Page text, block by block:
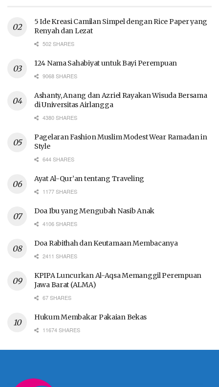
5 Ide Kreasi Camilan Simpel dengan Rice Paper yang
Renyah dan Lezat
502 SHARES
124 Nama Sahabiyat untuk Bayi Perempuan
9068 SHARES
Ashanty, Anang dan Azriel Rayakan Wisuda Bersama
di Universitas Airlangga
4380 SHARES
Pagelaran Fashion Muslim Modest Wear Ramadan in
Style
644 SHARES
Ayat Al-Qur’an tentang Traveling
1177 SHARES
Doa Ibu yang Mengubah Nasib Anak
4106 SHARES
Doa Rabithah dan Keutamaan Membacanya
2411 SHARES
KPIPA Luncurkan Al-Aqsa Memanggil Perempuan
Jawa Barat (ALMA)
67 SHARES
Hukum Membakar Pakaian Bekas
11674 SHARES